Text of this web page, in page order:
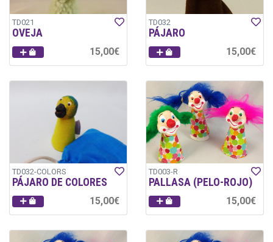
TD021
OVEJA
15,00€
TD032
PÁJARO
15,00€
TD032-COLORS
PÁJARO DE COLORES
15,00€
TD003-R
PALLASA (PELO-ROJO)
15,00€